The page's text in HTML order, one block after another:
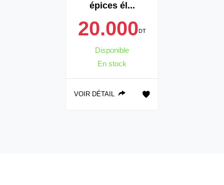
épices él...
20.000DT
Disponible
En stock
VOIR DÉTAIL